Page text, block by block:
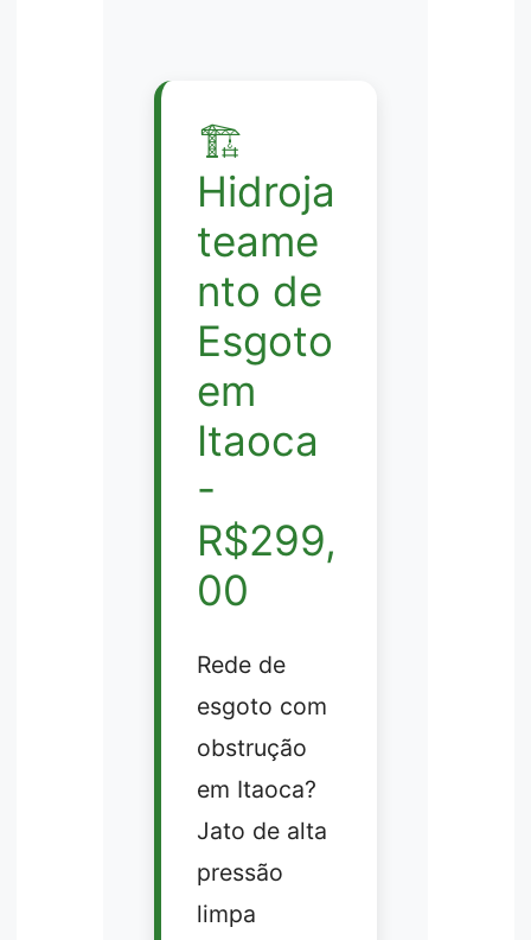
🏗️
Hidroja
teame
nto de
Esgoto
em
Itaoca
-
R$299,
00
Rede de
esgoto com
obstrução
em Itaoca?
Jato de alta
pressão
limpa